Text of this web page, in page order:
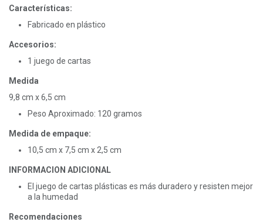
Características:
Fabricado en plástico
Accesorios:
1 juego de cartas
Medida
9,8 cm x 6,5 cm
Peso Aproximado: 120 gramos
Medida de empaque:
10,5 cm x 7,5 cm x 2,5 cm
INFORMACION ADICIONAL
El juego de cartas plásticas es más duradero y resisten mejor
a la humedad
Recomendaciones